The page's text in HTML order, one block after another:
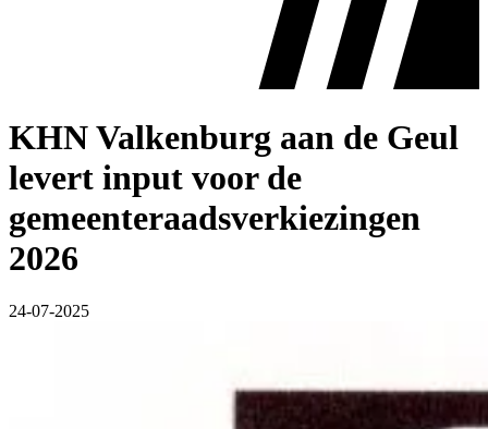
KHN Valkenburg aan de Geul
levert input voor de
gemeenteraadsverkiezingen
2026
24-07-2025